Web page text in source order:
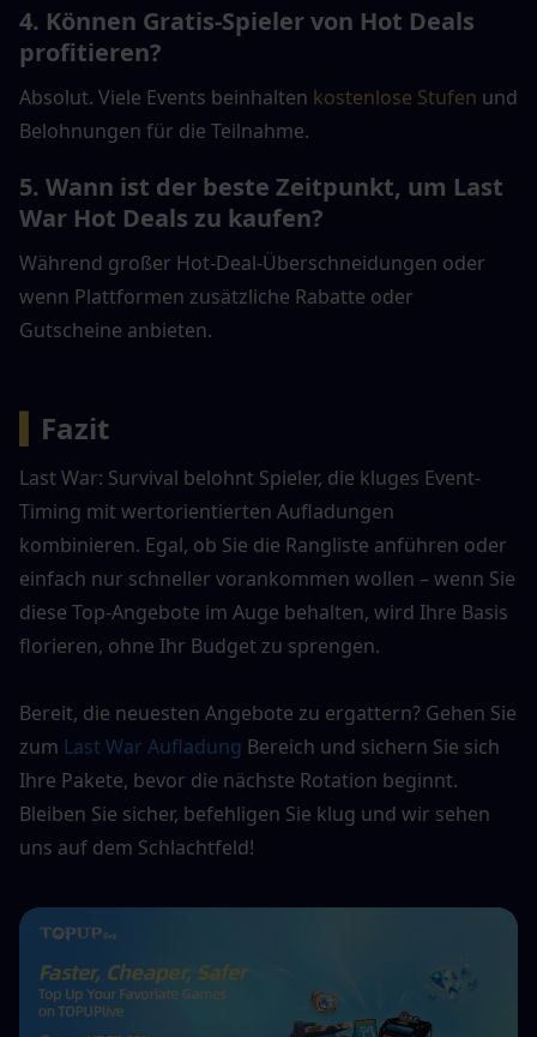
4. Können Gratis-Spieler von Hot Deals
profitieren?
Absolut. Viele Events beinhalten kostenlose Stufen und
Belohnungen für die Teilnahme.
5. Wann ist der beste Zeitpunkt, um Last
War Hot Deals zu kaufen?
Während großer Hot-Deal-Überschneidungen oder
wenn Plattformen zusätzliche Rabatte oder
Gutscheine anbieten.
Fazit
Last War: Survival belohnt Spieler, die kluges Event-
Timing mit wertorientierten Aufladungen
kombinieren. Egal, ob Sie die Rangliste anführen oder
einfach nur schneller vorankommen wollen – wenn Sie
diese Top-Angebote im Auge behalten, wird Ihre Basis
florieren, ohne Ihr Budget zu sprengen.
Bereit, die neuesten Angebote zu ergattern? Gehen Sie
zum Last War Aufladung Bereich und sichern Sie sich
Ihre Pakete, bevor die nächste Rotation beginnt.
Bleiben Sie sicher, befehligen Sie klug und wir sehen
uns auf dem Schlachtfeld!